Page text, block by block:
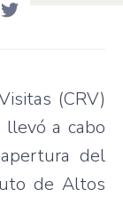
(CRV)
llevó a cabo
del
de Altos